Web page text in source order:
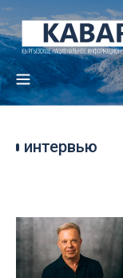
интервью